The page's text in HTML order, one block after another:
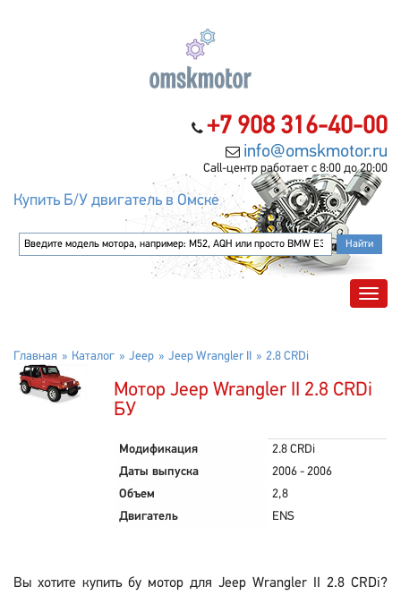
+7 908 316-40-00
info@omskmotor.ru
Call-центр работает с 8:00 до 20:00
Купить Б/У двигатель в Омске
Главная Каталог Jeep Jeep Wrangler II 2.8 CRDi
Мотор Jeep Wrangler II 2.8 CRDi
БУ
Модификация
2.8 CRDi
Даты выпуска
2006 - 2006
Объем
2,8
Двигатель
ENS
Вы хотите купить бу мотор для Jeep Wrangler II 2.8 CRDi?